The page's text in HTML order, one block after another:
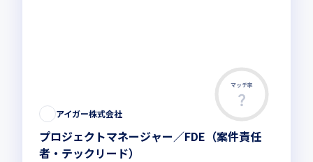
マッチ率
アイガー株式会社
プロジェクトマネージャー／FDE（案件責任
者・テックリード）